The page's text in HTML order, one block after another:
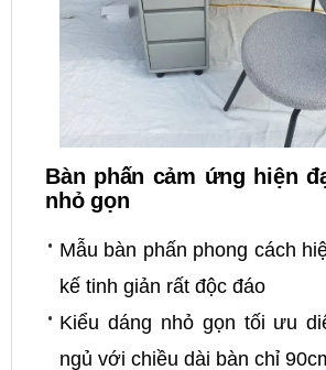
Bàn phấn cảm ứng hiện
nhỏ gọn
Mẫu bàn phấn phong cách
kế tinh giản rất độc đáo
Kiểu dáng nhỏ gọn tối ưu
ngủ với chiều dài bàn chỉ